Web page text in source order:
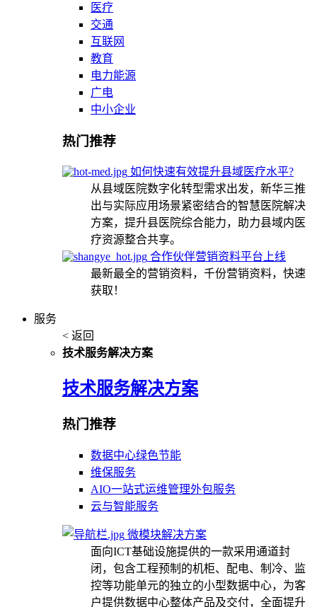
医疗
交通
互联网
教育
电力能源
广电
中小企业
热门推荐
如何快速有效提升县域医疗水平?
从县域医院数字化转型需求出发，新华三推
出与实际应用场景紧密结合的智慧医院解决
方案，提升县医院综合能力，助力县域内医
疗资源整合共享。
合作伙伴营销资料平台上线
最新最全的营销资料，千份营销资料，快速
获取！
服务
< 返回
技术服务解决方案
技术服务解决方案
热门推荐
数据中心绿色节能
维保服务
AIO一站式运维管理外包服务
云与智能服务
微模块解决方案
面向ICT基础设施提供的一款采用通道封
闭，包含工程预制的机柜、配电、制冷、监
控等功能单元的独立的小型数据中心，为客
户提供数据中心整体产品及交付，全面提升